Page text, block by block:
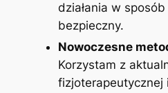
działania w
bezpieczny.
Nowoczesne
Korzystam z
fizjoterapeutycznej